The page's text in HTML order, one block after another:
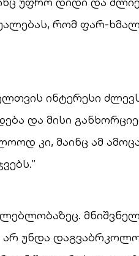
რომ ფარ-
ინტერესი
და მისი
კი, მაინც ამ
უნდა